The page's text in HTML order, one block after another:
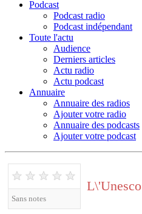
Podcast
Podcast radio
Podcast indépendant
Toute l'actu
Audience
Derniers articles
Actu radio
Actu podcast
Annuaire
Annuaire des radios
Ajouter votre radio
Annuaire des podcasts
Ajouter votre podcast
★ ★ ★ ★ ★
Sans notes
L\'Unesco